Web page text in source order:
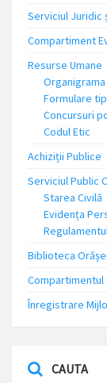
Serviciul Juridic
Compartiment
Resurse Umane
Organigrama
Formulare
Concursuri
Codul Etic
Achiziții Publice
Serviciul Public
Starea Civilă
Evidența
Biblioteca
Compartimentul
Înregistrare
CAUTA